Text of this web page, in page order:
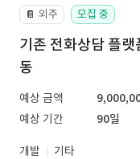
📔 외주 모집 중
기존 전화상담 플
동
예상 금액
예상 기간
90일
개발
기타